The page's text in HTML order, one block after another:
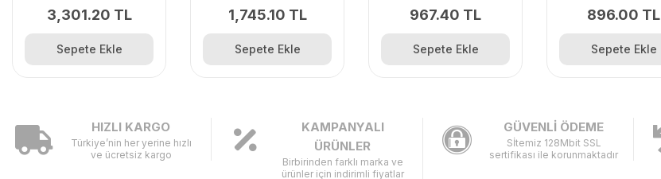
3,301.20 TL
Sepete Ekle
1,745.10 TL
Sepete Ekle
967.40 TL
Sepete Ekle
896.00 TL
Sepete Ekle
HIZLI KARGO
Türkiye’nin her yerine hızlı
ve ücretsiz kargo
KAMPANYALI
ÜRÜNLER
Birbirinden farklı marka ve
ürünler için indirimli fiyatlar
GÜVENLİ ÖDEME
Sİtemiz 128Mbit SSL
sertifikası ile korunmaktadır